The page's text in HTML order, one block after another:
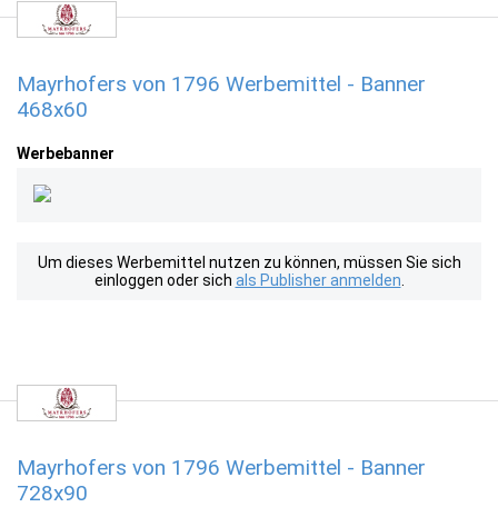
Mayrhofers von 1796 Werbemittel - Banner
468x60
Werbebanner
Um dieses Werbemittel nutzen zu können, müssen Sie sich
einloggen oder sich als Publisher anmelden
Mayrhofers von 1796 Werbemittel - Banner
728x90